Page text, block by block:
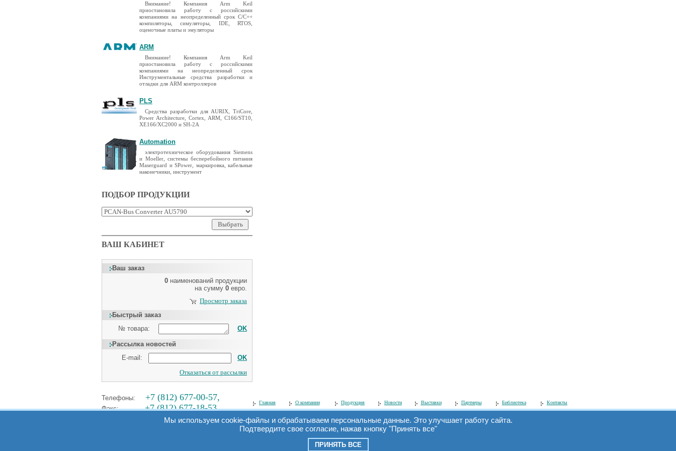
Мы используем cookie-файлы и обрабатываем персональные данные. Это улучшает работу сайта.
Подтвердите свое согласие, нажав кнопку "Принять все"
ПРИНЯТЬ ВСЕ
Внимание! Компания Arm Keil
приостановила работу с российскими
компаниями на неопределенный срок C/C++
компиляторы, симуляторы, IDE, RTOS,
оценочные платы и эмуляторы
ARM
Внимание! Компания Arm Keil
приостановила работу с российскими
компаниями на неопределенный срок
Инструментальные средства разработки и
отладки для ARM контроллеров
PLS
Средства разработки для AURIX, TriCore,
Power Architecture, Cortex, ARM, C166/ST10,
XE166/XC2000 и SH-2A
Automation
электротехническое оборудования Siemens
и Moeller, системы бесперебойного питания
Maserguard и SPower, маркировка, кабельные
наконечники, инструмент
ПОДБОР ПРОДУКЦИИ
ВАШ КАБИНЕТ
Ваш заказ
0 наименований продукции
на сумму 0 евро.
Просмотр заказа
Быстрый заказ
№ товара:
OK
Рассылка новостей
E-mail:
OK
Отказаться от рассылки
Телефоны: +7 (812) 677-00-57,
Факс:+7 (812) 677-18-53
Главная О компании Продукция Новости Выставки Партнеры Библиотека Контакты
© 2006 ООО «Симэкс».
Все права защищены. При перепечатке материалов ссылка на сайт обязательна.